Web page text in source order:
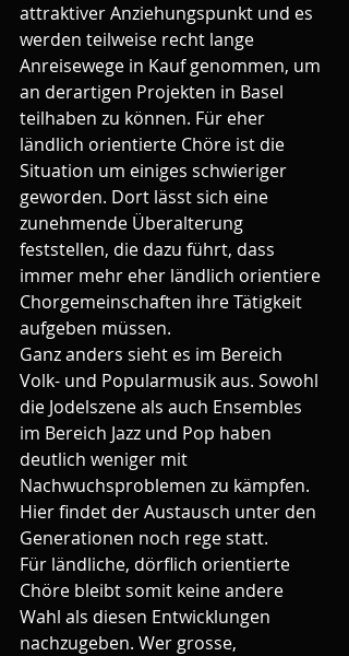
attraktiver Anziehungspunkt und es
werden teilweise recht lange
Anreisewege in Kauf genommen, um
an derartigen Projekten in Basel
teilhaben zu können. Für eher
ländlich orientierte Chöre ist die
Situation um einiges schwieriger
geworden. Dort lässt sich eine
zunehmende Überalterung
feststellen, die dazu führt, dass
immer mehr eher ländlich orientiere
Chorgemeinschaften ihre Tätigkeit
aufgeben müssen.
Ganz anders sieht es im Bereich
Volk- und Popularmusik aus. Sowohl
die Jodelszene als auch Ensembles
im Bereich Jazz und Pop haben
deutlich weniger mit
Nachwuchsproblemen zu kämpfen.
Hier findet der Austausch unter den
Generationen noch rege statt.
Für ländliche, dörflich orientierte
Chöre bleibt somit keine andere
Wahl als diesen Entwicklungen
nachzugeben. Wer grosse,